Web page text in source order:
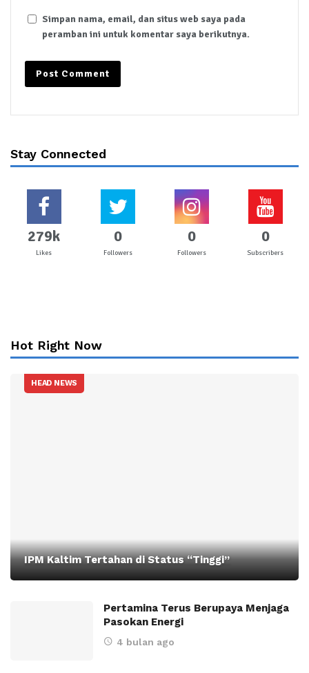
Simpan nama, email, dan situs web saya pada
peramban ini untuk komentar saya berikutnya.
Stay Connected
279k
Likes
0
Followers
0
Followers
0
Subscribers
Hot Right Now
HEAD NEWS
IPM Kaltim Tertahan di Status “Tinggi”
Pertamina Terus Berupaya Menjaga
Pasokan Energi
4 bulan ago